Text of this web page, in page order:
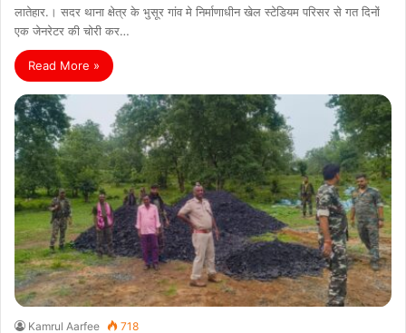
लातेहार.। सदर थाना क्षेत्र के भुसूर गांव मे निर्माणाधीन खेल स्टेडियम परिसर से गत दिनों
एक जेनरेटर की चोरी कर…
Read More »
Kamrul Aarfee 718